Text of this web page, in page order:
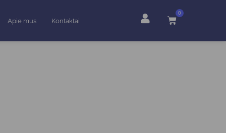
Apie mus Kontaktai
0